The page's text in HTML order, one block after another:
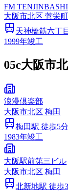
FM TENJINBASHI
大阪市北区 菅栄町
天神橋筋六丁目
1999年竣工
05c大阪市
浪漫倶楽部
大阪市北区 梅田
梅田駅 徒歩5分
1983年竣工
大阪駅前第三ビル
大阪市北区 梅田
北新地駅 徒歩3